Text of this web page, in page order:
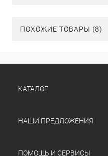
ПОХОЖИЕ ТОВАРЫ (8)
КАТАЛОГ
НАШИ ПРЕДЛОЖЕНИЯ
ПОМОЩЬ И СЕРВИСЫ